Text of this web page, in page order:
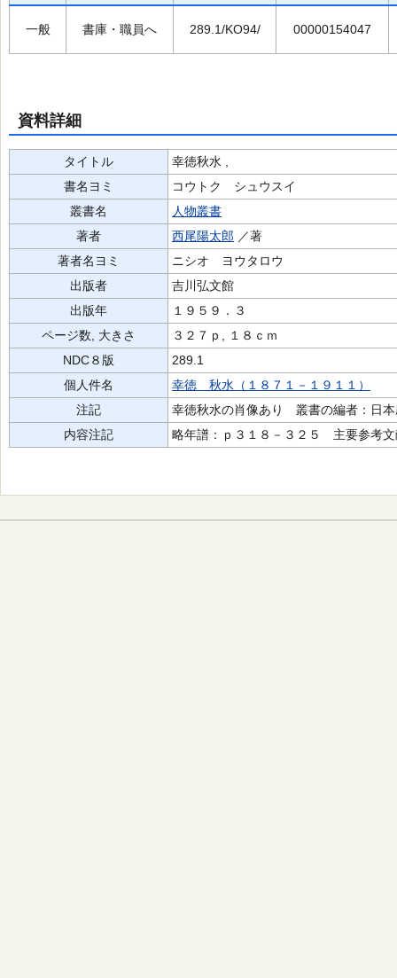
一般 書庫・職員へ 289.1/KO94/ 00000154047
資料詳細
タイトル
幸徳秋水 ,
書名ヨミ
コウトク シュウスイ
叢書名
人物叢書
著者
西尾陽太郎 ／著
著者名ヨミ
ニシオ ヨウタロウ
出版者
吉川弘文館
出版年
１９５９．３
ページ数, 大きさ
３２７ｐ, １８ｃｍ
NDC８版
289.1
個人件名
幸徳 秋水（１８７１－１９１１）
注記
幸徳秋水の肖像あり 叢書の編者：日本
内容注記
略年譜：ｐ３１８－３２５ 主要参考